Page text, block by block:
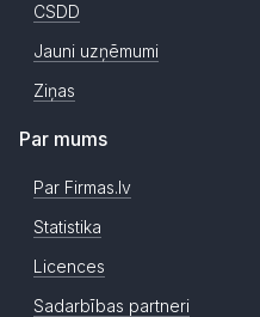
CSDD
Jauni uzņēmumi
Ziņas
Par mums
Par Firmas.lv
Statistika
Licences
Sadarbības partneri